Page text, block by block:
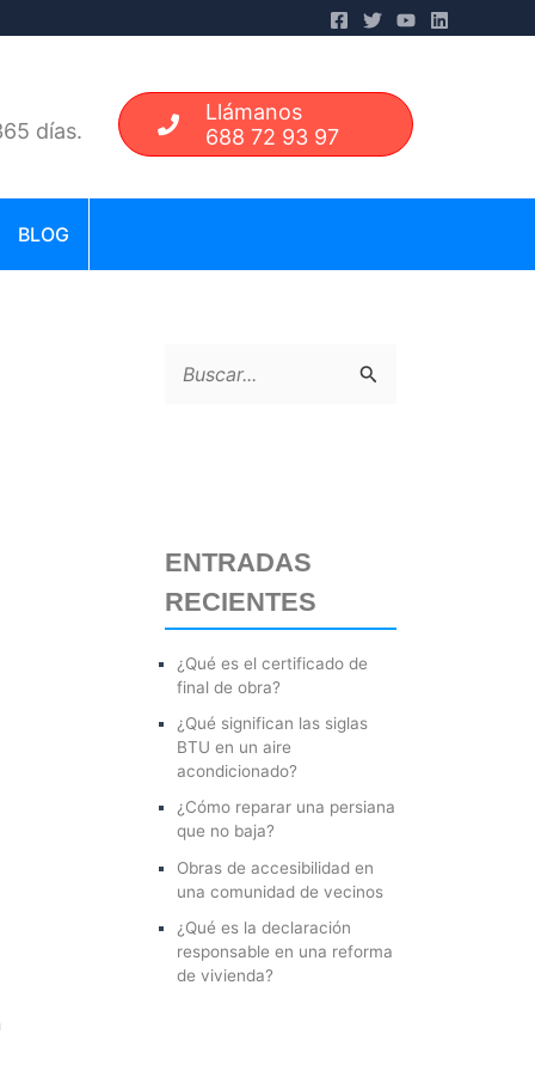
días.
Llámanos
688 72 93 97
BLOG
r
p
ENTRADAS
RECIENTES
¿Qué es el certificado de
final de obra?
¿Qué significan las siglas
BTU en un aire
acondicionado?
¿Cómo reparar una persiana
que no baja?
Obras de accesibilidad en
una comunidad de vecinos
¿Qué es la declaración
responsable en una reforma
de vivienda?